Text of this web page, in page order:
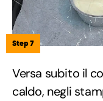
Step 7
Versa subito il
caldo, negli